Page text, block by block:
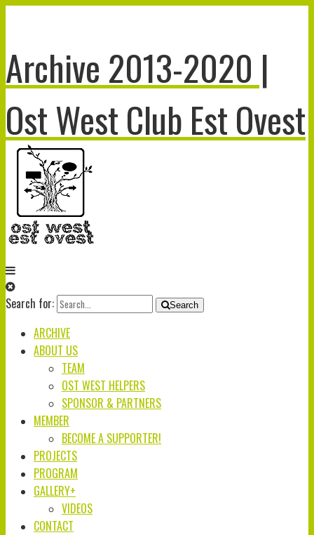
Archive 2013-2020 |
Ost West Club Est Ovest
Search for: Search
ARCHIVE
ABOUT US
TEAM
OST WEST HELPERS
SPONSOR & PARTNERS
MEMBER
BECOME A SUPPORTER!
PROJECTS
PROGRAM
GALLERY+
VIDEOS
CONTACT